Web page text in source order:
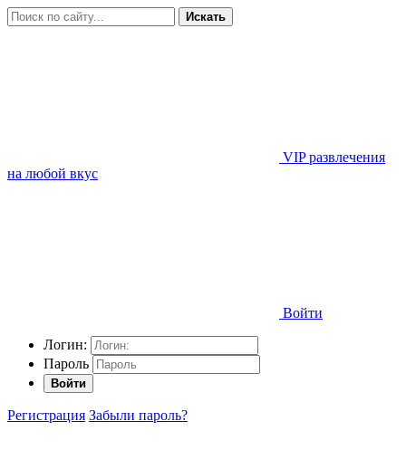
Искать
VIP развлечения
на любой вкус
Войти
Логин:
Пароль
Войти
Регистрация Забыли пароль?